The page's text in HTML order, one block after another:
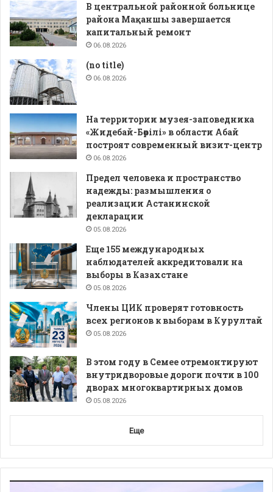
В центральной районной больнице
района Мақаншы завершается
капитальный ремонт
06.08.2026
(no title)
06.08.2026
На территории музея-заповедника
«Жидебай-Бөрілі» в области Абай
построят современный визит-центр
06.08.2026
Предел человека и пространство
надежды: размышления о
реализации Астанинской
декларации
05.08.2026
Еще 155 международных
наблюдателей аккредитовали на
выборы в Казахстане
05.08.2026
Члены ЦИК проверят готовность
всех регионов к выборам в Курултай
05.08.2026
В этом году в Семее отремонтируют
внутридворовые дороги почти в 100
дворах многоквартирных домов
05.08.2026
Еще